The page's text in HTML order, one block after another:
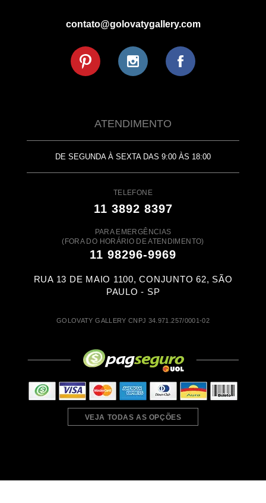
contato@golovatygallery.com
ATENDIMENTO
DE SEGUNDA À SEXTA DAS 9:00 ÀS 18:00
TELEFONE
11 3892 8397
PARA EMERGÊNCIAS
(FORA DO HORÁRIO DE ATENDIMENTO)
11 98296-9969
RUA 13 DE MAIO 1100, CONJUNTO 62, SÃO
PAULO - SP
GOLOVATY GALLERY CNPJ 34.971.257/0001-02
VEJA TODAS AS OPÇÕES